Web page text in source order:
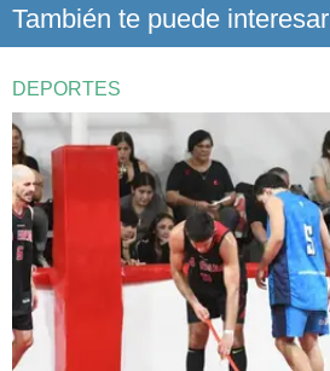
También te puede interesar
DEPORTES